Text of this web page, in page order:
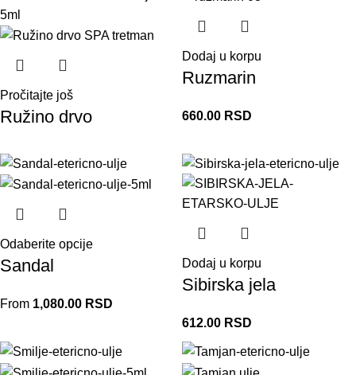
Pročitajte još
Ružino drvo
Dodaj u korpu
Ruzmarin
660.00 RSD
Odaberite opcije
Sandal
From 1,080.00 RSD
Dodaj u korpu
Sibirska jela
612.00 RSD